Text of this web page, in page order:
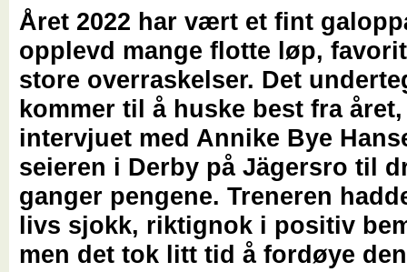
Året 2022 har vært et fint
opplevd mange flotte løp,
store overraskelser. Det
kommer til å huske best fra
intervjuet med Annike Bye
seieren i Derby på Jägersro til
ganger pengene. Treneren
livs sjokk, riktignok i positiv
men det tok litt tid å fordøye den